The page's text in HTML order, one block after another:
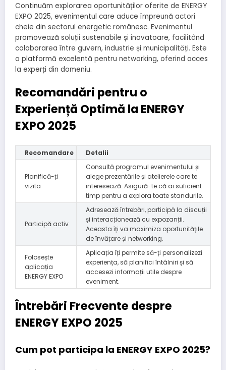
Continuăm explorarea oportunităților oferite de ENERGY
EXPO 2025, evenimentul care aduce împreună actori
cheie din sectorul energetic românesc. Evenimentul
promovează soluții sustenabile și inovatoare, facilitând
colaborarea între guvern, industrie și municipalități. Este
o platformă excelentă pentru networking, oferind acces
la experți din domeniu.
Recomandări pentru o
Experiență Optimă la ENERGY
EXPO 2025
Recomandare Detalii
Planifică-ți
vizita
Consultă programul evenimentului și
alege prezentările și atelierele care te
interesează. Asigură-te că ai suficient
timp pentru a explora toate standurile.
Participă activ
Adresează întrebări, participă la discuții
și interacționează cu expozanții.
Aceasta îți va maximiza oportunitățile
de învățare și networking.
Folosește
aplicația
ENERGY EXPO
Aplicația îți permite să-ți personalizezi
experiența, să planifici întâlniri și să
accesezi informații utile despre
eveniment.
Întrebări Frecvente despre
ENERGY EXPO 2025
Cum pot participa la ENERGY EXPO 2025?